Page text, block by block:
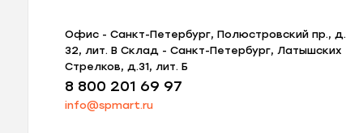
Офис - Санкт-Петербург, Полюстровский пр., д.
32, лит. В Склад - Санкт-Петербург, Латышских
Стрелков, д.31, лит. Б
8 800 201 69 97
info@spmart.ru